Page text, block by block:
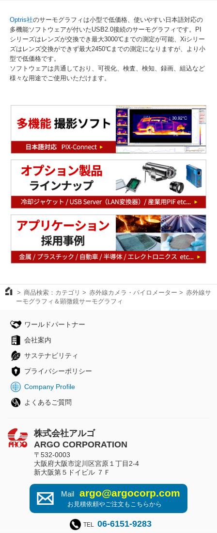
Optris社のサーモグラフィは小型で低価格、使いやすい日本語対応の
多機能ソフトウェアが付いたUSB2.0接続のサーモグラフィです。PI
シリーズはレンズが交換でき最大3000℃までの測定が可能、Xiシリー
ズはレンズ交換ができず最大2450℃までの測定になりますが、より小
型で低価格です。
ソフトウェアは共通しており、可視化、検査、検知、録画、組込など
様々な用途でご使用いただけます。
商品検索：カテゴリ 赤外線カメラ・パイロメーター
赤外線サ
ーモグラフィ＆顕微鏡サーモグラフィ
ワールドパートナー
会社案内
サステナビリティ
プライバシーポリシー
Company Profile
よくあるご質問
株式会社アルゴ
ARGO CORPORATION
〒532-0003
大阪府大阪市淀川区宮原１丁目2-4
新大阪第５ドイビル ７Ｆ
Mail argo@argocorp.com
お見積依頼やご注文もこちらから
TEL 06-6151-9283